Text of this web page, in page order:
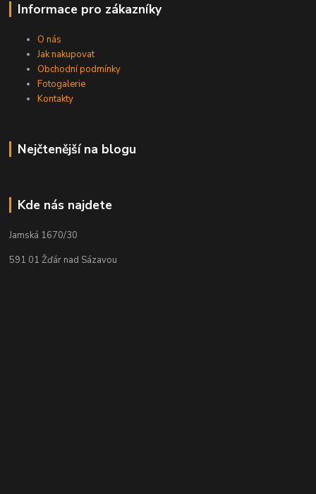
Informace pro zákazníky
O nás
Jak nakupovat
Obchodní podmínky
Fotogalerie
Kontakty
Nejčtenější na blogu
Kde nás najdete
Jamská 1670/30
591 01 Žďár nad Sázavou